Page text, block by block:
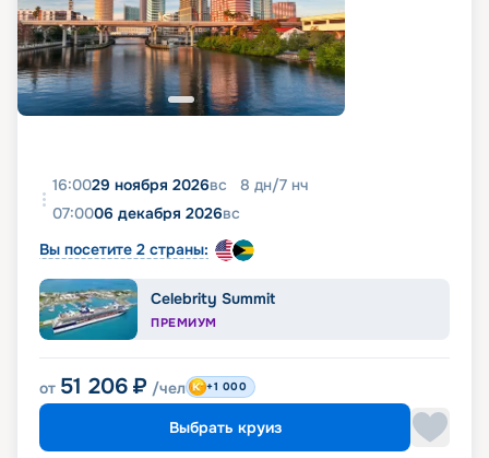
16:0029 ноября 2026вс 8 дн/7 нч
07:0006 декабря 2026вс
Вы посетите 2 страны:
Celebrity Summit
ПРЕМИУМ
от 51 206 ₽ /чел +1 000
Выбрать круиз